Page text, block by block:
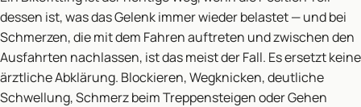
dessen ist, was das Gelenk immer wieder belastet — und bei
Schmerzen, die mit dem Fahren auftreten und zwischen den
Ausfahrten nachlassen, ist das meist der Fall. Es ersetzt keine
ärztliche Abklärung. Blockieren, Wegknicken, deutliche
Schwellung, Schmerz beim Treppensteigen oder Gehen